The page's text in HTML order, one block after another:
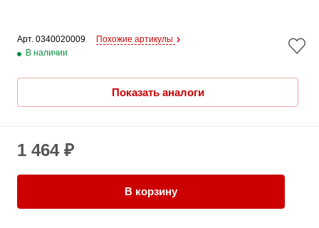
Арт. 0340020009
Похожие артикулы
В наличии
Показать аналоги
1 464 ₽
В корзину